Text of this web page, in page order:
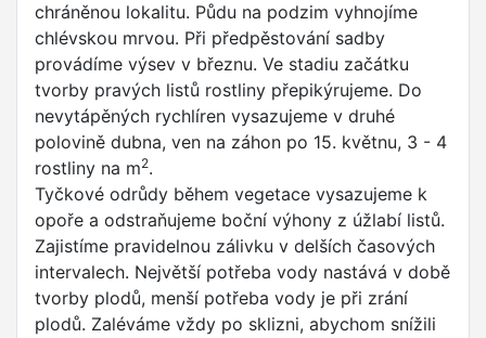
chráněnou lokalitu. Půdu na podzim vyhnojíme
chlévskou mrvou. Při předpěstování sadby
provádíme výsev v březnu. Ve stadiu začátku
tvorby pravých listů rostliny přepikýrujeme. Do
nevytápěných rychlíren vysazujeme v druhé
polovině dubna, ven na záhon po 15. květnu, 3 - 4
rostliny na m2.
Tyčkové odrůdy během vegetace vysazujeme k
opoře a odstraňujeme boční výhony z úžlabí listů.
Zajistíme pravidelnou zálivku v delších časových
intervalech. Největší potřeba vody nastává v době
tvorby plodů, menší potřeba vody je při zrání
plodů. Zaléváme vždy po sklizni, abychom snížili